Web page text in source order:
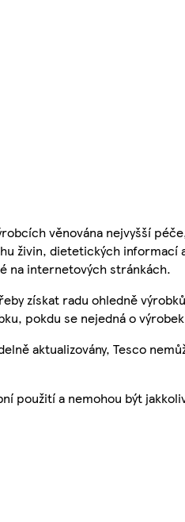
věnována nejvyšší
živin, dietetických
na internetových stránkách.
získat radu ohledně
pokdu se nejedná o
aktualizovány, Tesco
použití a nemohou být